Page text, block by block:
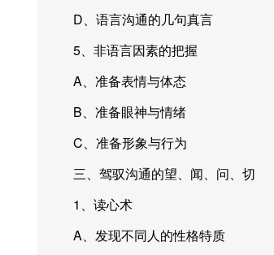
D、语言沟通的几句真言
5、非语言因素的把握
A、准备表情与体态
B、准备眼神与情绪
C、准备形象与行为
三、驾驭沟通的望、闻、问、切
1、读心术
A、发现不同人的性格特质